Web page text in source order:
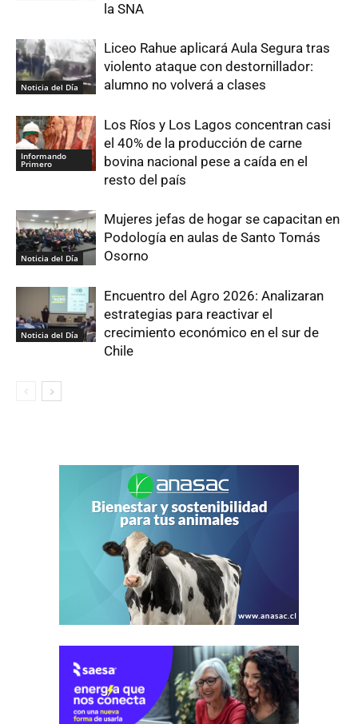
la SNA
Noticia del Día
Liceo Rahue aplicará Aula Segura tras
violento ataque con destornillador:
alumno no volverá a clases
Informando
Primero
Los Ríos y Los Lagos concentran casi
el 40% de la producción de carne
bovina nacional pese a caída en el
resto del país
Noticia del Día
Mujeres jefas de hogar se capacitan en
Podología en aulas de Santo Tomás
Osorno
Noticia del Día
Encuentro del Agro 2026: Analizaran
estrategias para reactivar el
crecimiento económico en el sur de
Chile